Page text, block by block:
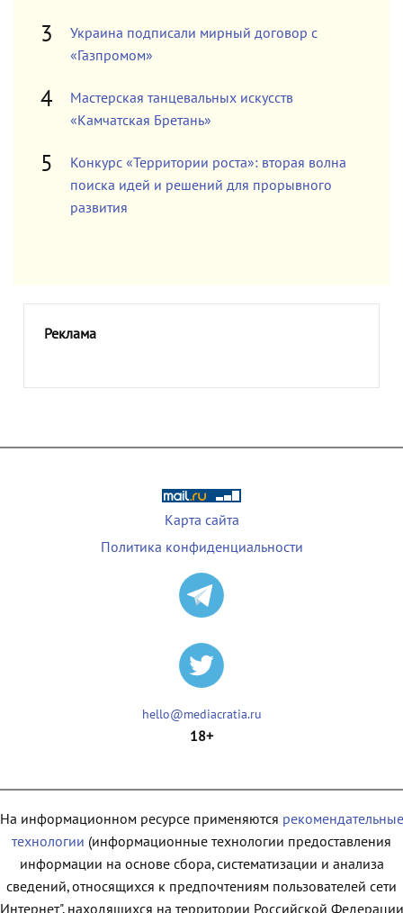
Украина подписали мирный договор с
«Газпромом»
Мастерская танцевальных искусств
«Камчатская Бретань»
Конкурс «Территории роста»: вторая волна
поиска идей и решений для прорывного
развития
Реклама
Карта сайта
Политика конфиденциальности
hello@mediacratia.ru
18+
На информационном ресурсе применяются рекомендательные
технологии (информационные технологии предоставления
информации на основе сбора, систематизации и анализа
сведений, относящихся к предпочтениям пользователей сети
находящихся на территории Российской